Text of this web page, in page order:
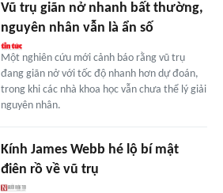
Vũ trụ giãn nở nhanh bất thường,
nguyên nhân vẫn là ẩn số
Một nghiên cứu mới cảnh báo rằng vũ trụ
đang giãn nở với tốc độ nhanh hơn dự đoán,
trong khi các nhà khoa học vẫn chưa thể lý giải
nguyên nhân.
Kính James Webb hé lộ bí mật
điên rồ về vũ trụ